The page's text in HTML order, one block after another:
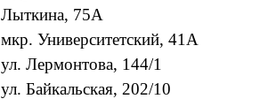
Лыткина, 75А
мкр. Университетский, 41А
ул. Лермонтова, 144/1
ул. Байкальская, 202/10